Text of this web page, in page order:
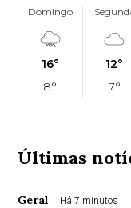
Domingo
16°
8°
12°
7°
Últimas
Geral Há 7 minutos